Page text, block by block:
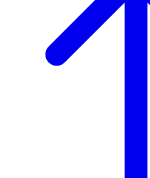
Cours de l'Argent : 1 718 €/kg